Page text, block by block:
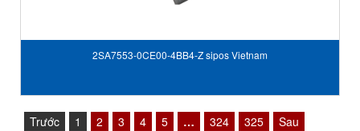
2SA7553-0CE00-4BB4-Z sipos Vietnam
Trước 1 2 3 4 5 … 324 325 Sau